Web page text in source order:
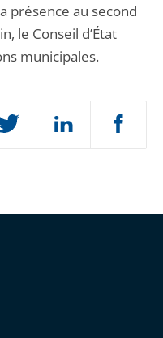
présence au second
le Conseil d’État
municipales.